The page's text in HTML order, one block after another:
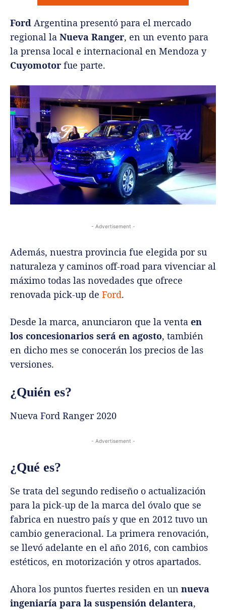
Ford Argentina presentó para el mercado
regional la Nueva Ranger, en un evento para
la prensa local e internacional en Mendoza y
Cuyomotor fue parte.
- Advertisement -
Además, nuestra provincia fue elegida por su
naturaleza y caminos off-road para vivenciar al
máximo todas las novedades que ofrece
renovada pick-up de Ford.
Desde la marca, anunciaron que la venta en
los concesionarios será en agosto, también
en dicho mes se conocerán los precios de las
versiones.
¿Quién es?
Nueva Ford Ranger 2020
- Advertisement -
¿Qué es?
Se trata del segundo rediseño o actualización
para la pick-up de la marca del óvalo que se
fabrica en nuestro país y que en 2012 tuvo un
cambio generacional. La primera renovación,
se llevó adelante en el año 2016, con cambios
estéticos, en motorización y otros apartados.
Ahora los puntos fuertes residen en un nueva
ingeniaría para la suspensión delantera,